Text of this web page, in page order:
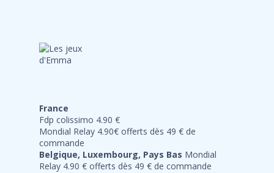
France
Fdp colissimo 4.90 €
Mondial Relay 4.90€ offerts dès 49 € de
commande
Belgique, Luxembourg, Pays Bas Mondial
Relay 4.90 € offerts dès 49 € de commande